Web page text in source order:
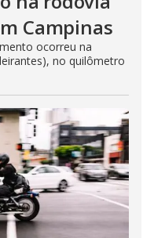
Campinas
ocorreu na
no quilômetro